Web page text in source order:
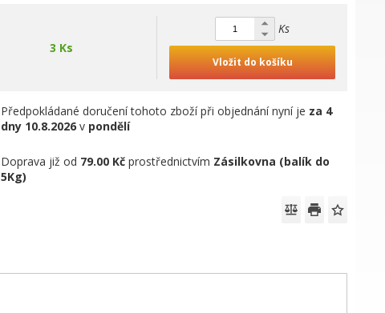
3 Ks
Ks
Vložit do košíku
Předpokládané doručení tohoto zboží při objednání nyní je za 4
dny 10.8.2026 v pondělí
Doprava již od 79.00 Kč prostřednictvím Zásilkovna (balík do
5Kg)